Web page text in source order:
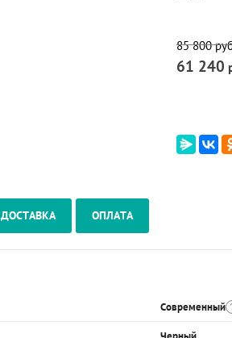
85 800
61 240
ДОСТАВКА ОПЛАТА
Современный